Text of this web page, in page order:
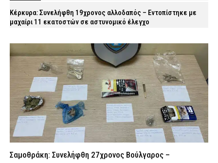
Κέρκυρα: Συνελήφθη 19χρονος αλλοδαπός – Εντοπίστηκε με
μαχαίρι 11 εκατοστών σε αστυνομικό έλεγχο
Φωτιά στη Βοιωτία: Προς αναστολή λειτουργίας το αιολικό
πάρκο λόγω συνεχών βλαβών στο δίκτυο
ΕΙΔΗΣΕΙΣ 5 Αυγούστου 2026 22:09
Αίσιο τέλος στην εξαφάνιση των δίδυμων κοριτσιών από τη
Γλυφάδα – Επέστρεψαν στον πατέρα τους
ΑΣΤΥΝΟΜΙΑ 5 Αυγούστου 2026 21:55
Απίστευτο: Ακινητοποιήθηκε τρένο της Hellenic Train λόγω
φωτιάς και στη συνέχεια κάηκε το λεωφορείο αντικατάστασης!
Σαμοθράκη: Συνελήφθη 27χρονος Βούλγαρος –